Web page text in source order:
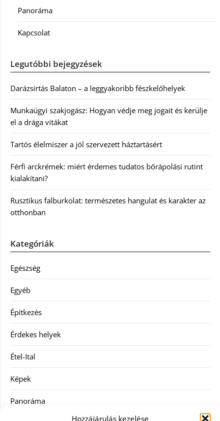
Hozzájárulás kezelése
Panoráma
Kapcsolat
Legutóbbi bejegyzések
Darázsirtás Balaton – a leggyakoribb fészkelőhelyek
Munkaügyi szakjogász: Hogyan védje meg jogait és kerülje
el a drága vitákat
Tartós élelmiszer a jól szervezett háztartásért
Férfi arckrémek: miért érdemes tudatos bőrápolási rutint
kialakítani?
Rusztikus falburkolat: természetes hangulat és karakter az
otthonban
Kategóriák
Egészség
Egyéb
Építkezés
Érdekes helyek
Étel-Ital
Képek
Panoráma